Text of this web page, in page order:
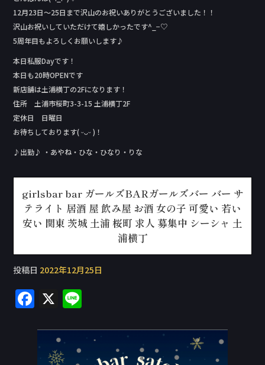
12月23日〜25日まで沢山のお祝いありがとうございました！！
沢山お祝いしていただけて嬉しかったです‪^_−♡‬
5周年目もよろしくお願いします♪
本日私服Day‬です！
本日も20時OPENです
新店舗は土浦横丁の2Fになります！
住所 土浦市桜町3-3-15 土浦横丁2F
定休日 日曜日
お待ちしております( ᵕᴗᵕ )！
♪出勤♪ ・あやね・ひな・ひなり・りな
girlsbar bar ガールズBARガールズバー バー サ
テライト 居酒 屋 飲み屋 お酒 女の子 可愛い 若い
安い 関東 茨城 土浦 桜町 求人 募集中 シーシャ 土
浦横丁
投稿日 2022年12月25日
F
c
e
X
e